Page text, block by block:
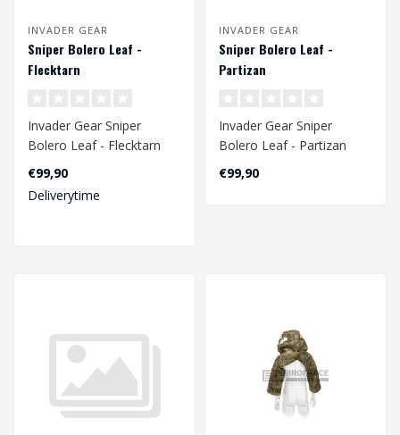
INVADER GEAR
Sniper Bolero Leaf -
Flecktarn
Invader Gear Sniper
Bolero Leaf - Flecktarn
€99,90
Deliverytime
INVADER GEAR
Sniper Bolero Leaf -
Partizan
Invader Gear Sniper
Bolero Leaf - Partizan
€99,90